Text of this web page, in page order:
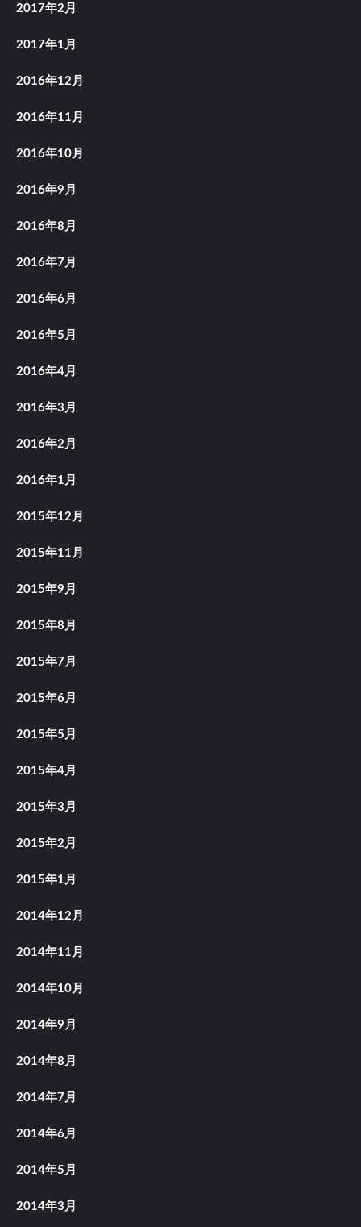
2017年2月
2017年1月
2016年12月
2016年11月
2016年10月
2016年9月
2016年8月
2016年7月
2016年6月
2016年5月
2016年4月
2016年3月
2016年2月
2016年1月
2015年12月
2015年11月
2015年9月
2015年8月
2015年7月
2015年6月
2015年5月
2015年4月
2015年3月
2015年2月
2015年1月
2014年12月
2014年11月
2014年10月
2014年9月
2014年8月
2014年7月
2014年6月
2014年5月
2014年3月